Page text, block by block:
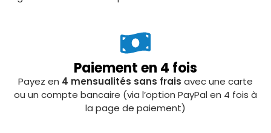
Paiement en 4 fois
Payez en 4 mensualités sans frais avec une carte
ou un compte bancaire (via l’option PayPal en 4 fois à
la page de paiement)